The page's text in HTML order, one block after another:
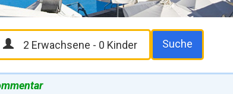
Suche